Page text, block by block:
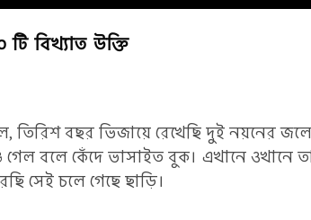
বিখ্যাত উক্তি
তিরিশ বছর ভিজায়ে রেখেছি দুই নয়নের
বলে কেঁদে ভাসাইত বুক। এখানে ওখানে
সেই চলে গেছে ছাড়ি।